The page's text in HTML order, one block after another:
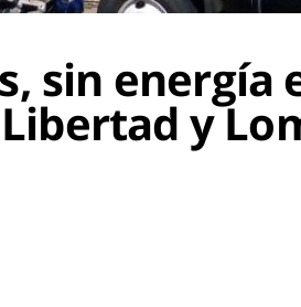
sin energía
y